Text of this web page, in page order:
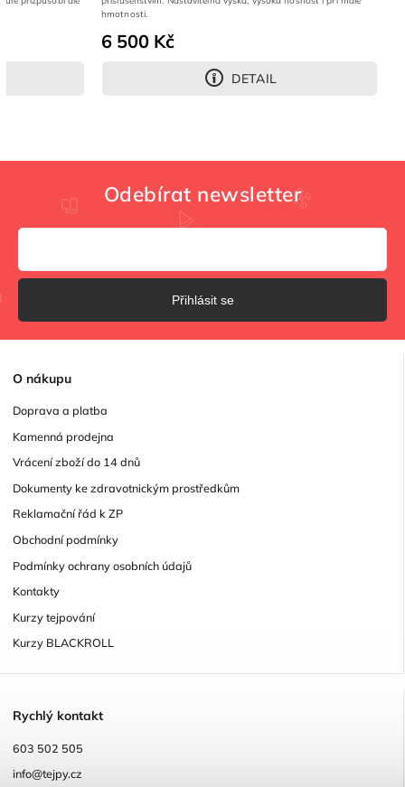
6 500 Kč
DETAIL
hmotnosti.
O nákupu
Doprava a platba
Kamenná prodejna
Vrácení zboží do 14 dnů
Dokumenty ke zdravotnickým prostředkům
Reklamační řád k ZP
Obchodní podmínky
Podmínky ochrany osobních údajů
Kontakty
Kurzy tejpování
Kurzy BLACKROLL
Rychlý kontakt
603 502 505
info@tejpy.cz
Odebírat newsletter
Přihlásit se